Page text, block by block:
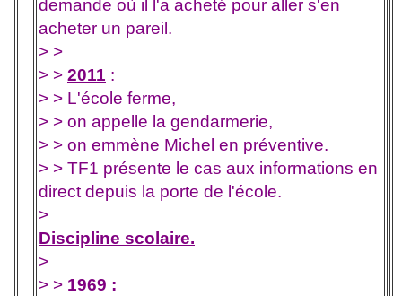
demande où il l'a acheté pour aller s'en
acheter un pareil.
> >
> > 2011 :
> > L'école ferme,
> > on appelle la gendarmerie,
> > on emmène Michel en préventive.
> > TF1 présente le cas aux informations en
direct depuis la porte de l'école.
>
Discipline scolaire.
>
> > 1969 :